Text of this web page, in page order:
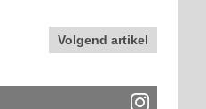
Volgend artikel